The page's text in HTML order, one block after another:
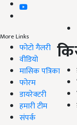
More Links
फोटो गैलरी
वीडियो
मासिक पत्रिका
फोरम
डायरेक्टरी
हमारी टीम
संपर्क